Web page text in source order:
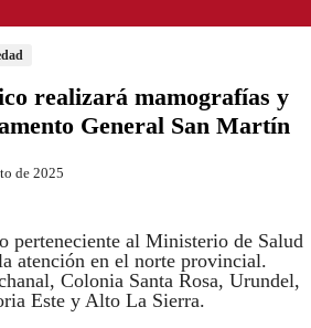
realizará mamografías y
General San Martín
de 2025
perteneciente al Ministerio de Salud
atención en el norte provincial.
Colonia Santa Rosa, Urundel,
Este y Alto La Sierra.